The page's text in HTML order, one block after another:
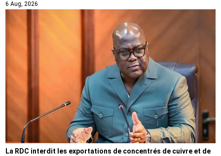
6 Aug, 2026
La RDC interdit les exportations de concentrés de cuivre et de